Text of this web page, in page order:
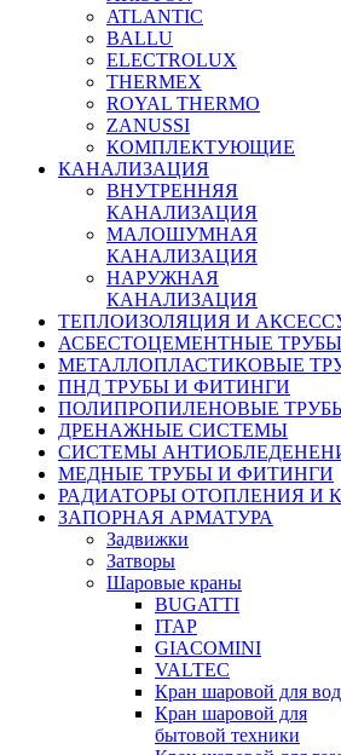
ATLANTIC
BALLU
ELECTROLUX
THERMEX
ROYAL THERMO
ZANUSSI
КОМПЛЕКТУЮЩИЕ
КАНАЛИЗАЦИЯ
ВНУТРЕННЯЯ
КАНАЛИЗАЦИЯ
МАЛОШУМНАЯ
КАНАЛИЗАЦИЯ
НАРУЖНАЯ
КАНАЛИЗАЦИЯ
ТЕПЛОИЗОЛЯЦИЯ И
АСБЕСТОЦЕМЕНТНЫЕ
МЕТАЛЛОПЛАСТИКОВЫЕ
ПНД ТРУБЫ И ФИТИНГИ
ПОЛИПРОПИЛЕНОВЫЕ
ДРЕНАЖНЫЕ СИСТЕМЫ
СИСТЕМЫ
МЕДНЫЕ ТРУБЫ И ФИТИНГИ
РАДИАТОРЫ ОТОПЛЕНИЯ И
ЗАПОРНАЯ АРМАТУРА
Задвижки
Затворы
Шаровые краны
BUGATTI
ITAP
GIACOMINI
VALTEC
Кран шаровой для
Кран шаровой для
бытовой техники